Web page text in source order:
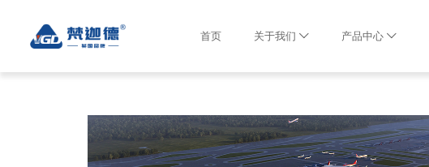
首页 关于我们 产品中心